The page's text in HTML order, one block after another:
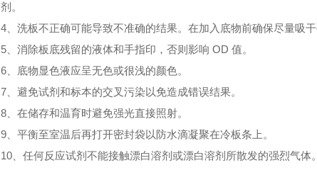
剂。
4、洗板不正确可能导致不准确的结果。在加入底物前确保尽量吸
5、消除板底残留的液体和手指印，否则影响 OD 值。
6、底物显色液应呈无色或很浅的颜色。
7、避免试剂和标本的交叉污染以免造成错误结果。
8、在储存和温育时避免强光直接照射。
9、平衡至室温后再打开密封袋以防水滴凝聚在冷板条上。
10、任何反应试剂不能接触漂白溶剂或漂白溶剂所散发的强烈气体